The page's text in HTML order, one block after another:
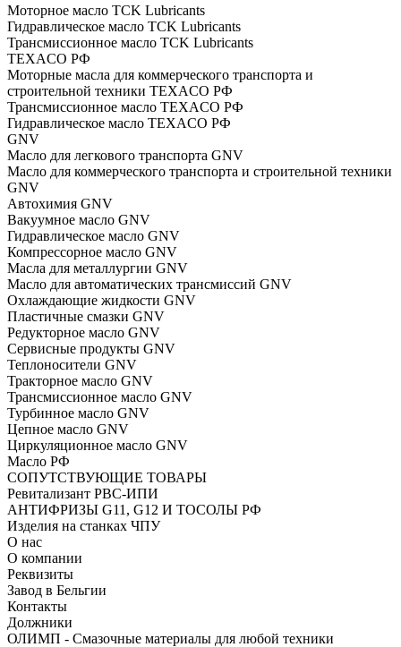
Моторное масло TCK Lubricants
Гидравлическое масло TCK Lubricants
Трансмиссионное масло TCK Lubricants
TEXACO РФ
Моторные масла для коммерческого транспорта и
строительной техники TEXACO РФ
Трансмиссионное масло TEXACO РФ
Гидравлическое масло TEXACO РФ
GNV
Масло для легкового транспорта GNV
Масло для коммерческого транспорта и строительной техники
GNV
Автохимия GNV
Вакуумное масло GNV
Гидравлическое масло GNV
Компрессорное масло GNV
Масла для металлургии GNV
Масло для автоматических трансмиссий GNV
Охлаждающие жидкости GNV
Пластичные смазки GNV
Редукторное масло GNV
Сервисные продукты GNV
Теплоносители GNV
Тракторное масло GNV
Трансмиссионное масло GNV
Турбинное масло GNV
Цепное масло GNV
Циркуляционное масло GNV
Масло РФ
СОПУТСТВУЮЩИЕ ТОВАРЫ
Ревитализант РВС-ИПИ
АНТИФРИЗЫ G11, G12 И ТОСОЛЫ РФ
Изделия на станках ЧПУ
О нас
О компании
Реквизиты
Завод в Бельгии
Контакты
Должники
ОЛИМП - Смазочные материалы для любой техники